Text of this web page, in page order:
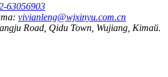
63056903
vivianleng@wjxinyu.com.cn
Road, Qidu Town, Wujiang, Кітай.